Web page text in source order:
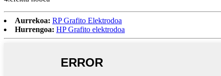
Aurrekoa: RP Grafito Elektrodoa
Hurrengoa: HP Grafito elektrodoa